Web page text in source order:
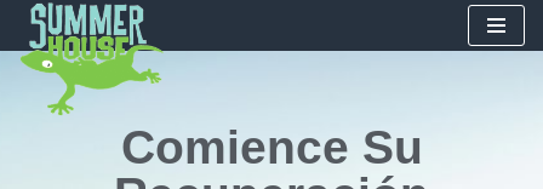
Skip
Comience Su